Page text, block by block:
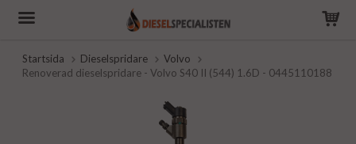
Startsida Dieselspridare
Volvo
Renoverad dieselspridare - Volvo S40 II (544) 1.6D - 0445110188